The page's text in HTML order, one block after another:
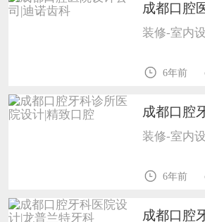
装修-室内
6年前
装修-室内
6年前